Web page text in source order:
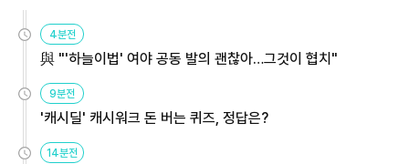
4분전
與 "'하늘이법' 여야 공동 발의 괜찮아…그것이 협치"
9분전
'캐시딜' 캐시워크 돈 버는 퀴즈, 정답은?
14분전